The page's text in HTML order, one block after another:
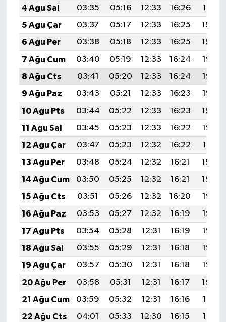
4 Ağu Sal
03:35 05:16 12:33 16:26
19:41
5 Ağu Çar
03:37 05:17 12:33 16:25
19:40
6 Ağu Per
03:38 05:18 12:33 16:25
19:39
7 Ağu Cum
03:40 05:19 12:33 16:24
19:38
8 Ağu Cts
03:41 05:20 12:33 16:24
19:36
9 Ağu Paz
03:43 05:21 12:33 16:23
19:35
10 Ağu Pts
03:44 05:22 12:33 16:23
19:34
11 Ağu Sal
03:45 05:23 12:33 16:22
19:33
12 Ağu Çar
03:47 05:23 12:32 16:22
19:31
13 Ağu Per
03:48 05:24 12:32 16:21
19:30
14 Ağu Cum
03:50 05:25 12:32 16:21
19:29
15 Ağu Cts
03:51 05:26 12:32 16:20
19:27
16 Ağu Paz
03:53 05:27 12:32 16:19
19:26
17 Ağu Pts
03:54 05:28 12:31 16:19
19:25
18 Ağu Sal
03:55 05:29 12:31 16:18
19:23
19 Ağu Çar
03:57 05:30 12:31 16:18
19:22
20 Ağu Per
03:58 05:31 12:31 16:17
19:20
21 Ağu Cum
03:59 05:32 12:31 16:16
19:19
22 Ağu Cts
04:01 05:33 12:30 16:15
19:18